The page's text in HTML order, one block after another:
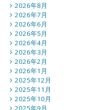
2026年8月
2026年7月
2026年6月
2026年5月
2026年4月
2026年3月
2026年2月
2026年1月
2025年12月
2025年11月
2025年10月
2025年9月